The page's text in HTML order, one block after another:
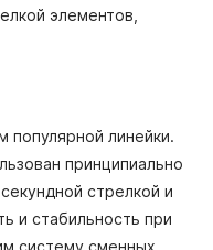
элементов,
линейки.
принципиально
стрелкой и
и стабильность при
систему сменных